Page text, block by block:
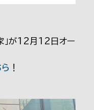
」が12月12日オー
！